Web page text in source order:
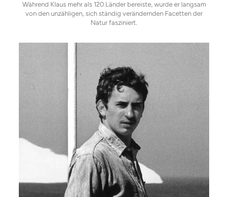
Während Klaus mehr als 120 Länder bereiste, wurde er langsam
von den unzähligen, sich ständig verändernden Facetten der
Natur fasziniert.